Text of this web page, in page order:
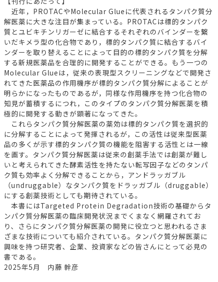
近年，PROTACやMolecular Glueに代表されるタンパク質分
解医薬に大きな注目が集まっている。PROTACは標的タンパク
質とユビキチンリガーゼに結合するそれぞれのバインダーを繋
いだキメラ型の化合物であり，標的タンパク質に結合するバイ
ンダーを取り替えることによって目的の標的タンパク質を分解
する新規医薬品を合理的に開発することができる。もう一つの
Molecular Glueは，従来の表現型スクリーニングなどで開発さ
れてきた医薬品の作用機序が標的タンパク質分解によることが
明らかになったものであるが，同様な作用機序を持つ化合物の
知見が蓄積するにつれ，このタイプのタンパク質分解医薬を積
極的に開発する動きが顕著になってきた。
これらタンパク質分解医薬の薬効は標的タンパク質を選択的
に分解することによって発揮されるが，この活性は従来型医薬
品の多くが示す標的タンパク質の機能を阻害する活性とは一線
を画す。タンパク質分解医薬は従来の創薬手法では創薬が難し
いと考えられてきた酵素活性を持たない転写因子などのタンパ
ク質も効率よく分解できることから，アンドラッガブル
（undruggable）なタンパク質をドラッガブル（druggable）
にする創薬技術としても期待されている。
本書にはTargeted Protein Degradation技術の基礎からタ
ンパク質分解医薬の臨床開発状況までくまなく網羅されてお
り、さらにタンパク質分解医薬の開発に役立つと思われるさま
ざまな技術についても紹介されている。タンパク質分解医薬に
興味を持つ研究者、企業、投資家などの皆さんにとって必見の
書である。
2025年5月 内藤 幹彦